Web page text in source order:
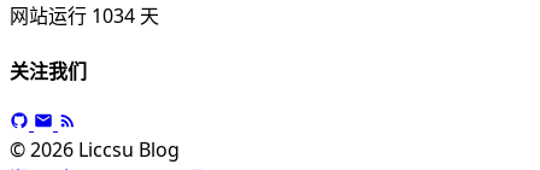
网站运行 1034 天
关注我们
© 2026 Liccsu Blog